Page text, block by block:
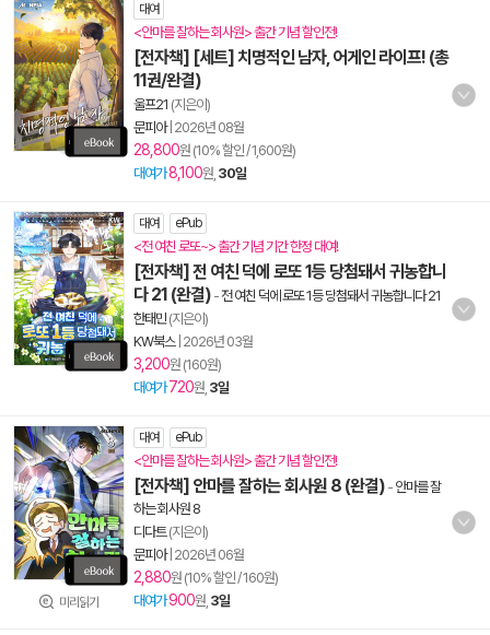
대여
<안마를 잘하는 회사원> 출간 기념 할인전!
[전자책] [세트] 치명적인 남자, 어게인 라이프! (총
11권/완결)
울프21 (지은이)
문피아| 2026년 08월
28,800원 (10% 할인 / 1,600원)
대여가8,100원, 30일
대여 ePub
<전 여친 로또~> 출간 기념 기간 한정 대여!
[전자책] 전 여친 덕에 로또 1등 당첨돼서 귀농합니
다 21 (완결) -전 여친 덕에 로또 1등 당첨돼서 귀농합니다 21
한태민(지은이)
KW북스| 2026년 03월
3,200원 (160원)
대여가 720원, 3일
미리읽기
대여 ePub
<안마를 잘하는 회사원> 출간 기념 할인전!
[전자책] 안마를 잘하는 회사원 8 (완결) - 안마를 잘
하는 회사원 8
디다트(지은이)
문피아| 2026년 06월
2,880원 (10% 할인 / 160원)
대여가900원, 3일